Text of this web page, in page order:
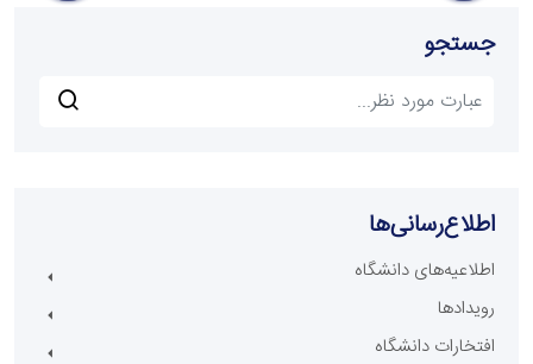
جستجو
اطلاع‌رسانی‌ها
اطلاعیه‌های دانشگاه
رویدادها
افتخارات دانشگاه